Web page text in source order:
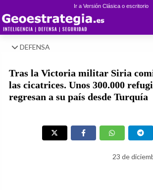
Ir a Versión Clásica o escritorio
DEFENSA
Tras la Victoria militar Siria
las cicatrices. Unos 300.000
regresan a su país desde Turquía
23 de